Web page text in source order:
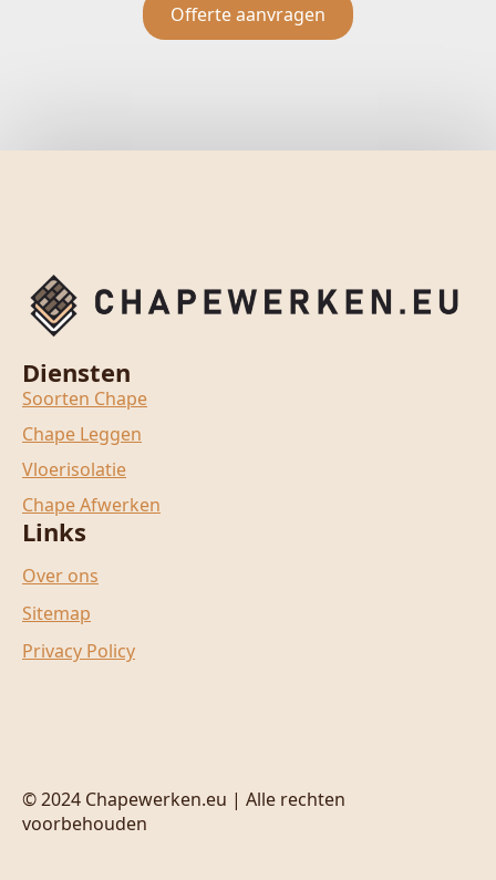
Offerte aanvragen
Diensten
Soorten Chape
Chape Leggen
Vloerisolatie
Chape Afwerken
Links
Over ons
Sitemap
Privacy Policy
© 2024 Chapewerken.eu | Alle rechten
voorbehouden